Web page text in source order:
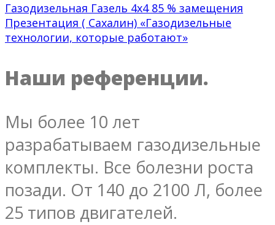
Газодизельная Газель 4х4 85 % замещения
Презентация ( Сахалин) «Газодизельные
технологии, которые работают»
Наши референции.
Мы более 10 лет
разрабатываем газодизельные
комплекты. Все болезни роста
позади. От 140 до 2100 Л, более
25 типов двигателей.